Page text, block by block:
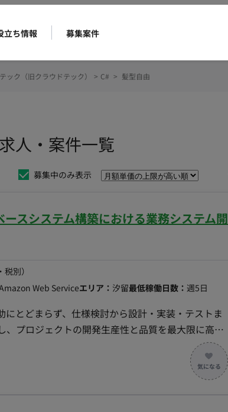
立ち情報 募集案件
人・案件一覧
募集中のみ表示
スシステム構築における業務システム開
別）
Web Serviceエリア： 汐留最低稼働日数： 週5日
とどまらず、仕様検討から設計・実装・テストま
プロジェクトの開発生産性と品質を最大限に高め
ロントエンド開発：Vue.js等を用いたUI/UXのコン
たAPI・ビジネスロジックの開発 ・AI駆動開発：
ク（旧クラウドテック） > C# > 髪型自由